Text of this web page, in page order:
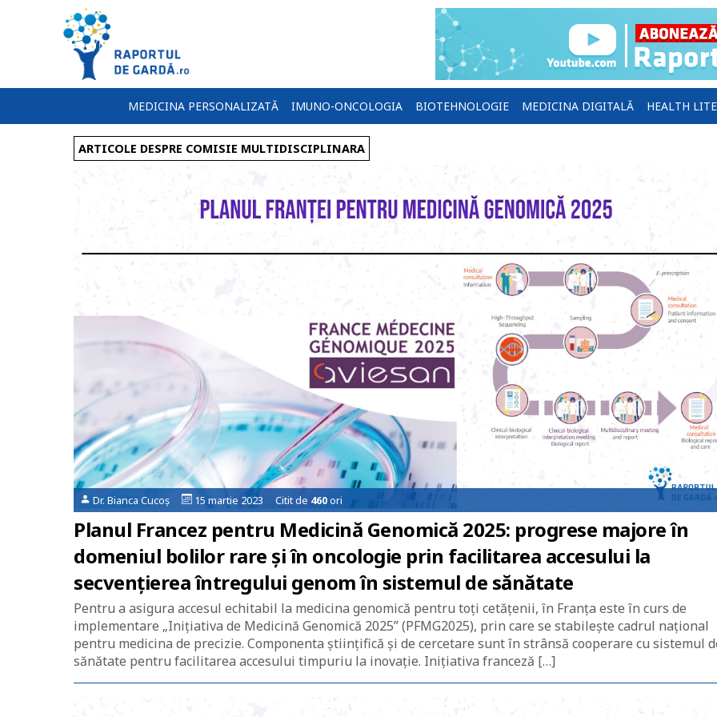
MEDICINA PERSONALIZATĂ IMUNO-ONCOLOGIA BIOTEHNOLOGIE MEDICINA DIGITALĂ HEALTH
ARTICOLE DESPRE COMISIE MULTIDISCIPLINARA
Dr. Bianca Cucoș 15 martie 2023 Citit de 460ori
Planul Francez pentru Medicină Genomică 2025: progrese majore în
domeniul bolilor rare și în oncologie prin facilitarea accesului la
secvențierea întregului genom în sistemul de sănătate
Pentru a asigura accesul echitabil la medicina genomică pentru toți cetățenii, în Franța este în curs de
implementare „Inițiativa de Medicină Genomică 2025” (PFMG2025), prin care se stabilește cadrul național
pentru medicina de precizie. Componenta științifică și de cercetare sunt în strânsă cooperare cu sistemul
sănătate pentru facilitarea accesului timpuriu la inovație. Inițiativa franceză […]